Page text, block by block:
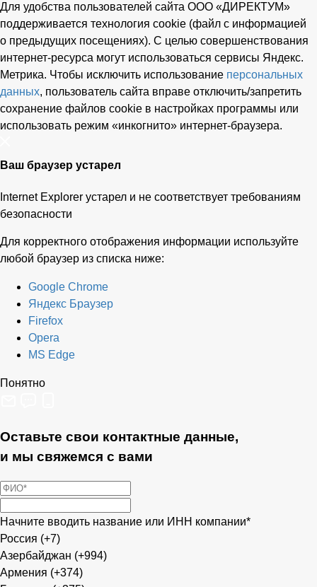
Для удобства пользователей сайта ООО «ДИРЕКТУМ»
поддерживается технология cookie (файл с информацией
о предыдущих посещениях). С целью совершенствования
интернет-ресурса могут использоваться сервисы Яндекс.
Метрика. Чтобы исключить использование персональных
данных, пользователь сайта вправе отключить/запретить
сохранение файлов cookie в настройках программы или
использовать режим «инкогнито» интернет-браузера.
Ваш браузер устарел
Internet Explorer устарел и не соответствует требованиям
безопасности
Для корректного отображения информации используйте
любой браузер из списка ниже:
Google Chrome
Яндекс Браузер
Firefox
Opera
MS Edge
Понятно
Оставьте свои контактные данные,
и мы свяжемся с вами
Начните вводить название или ИНН компании*
Россия (+7)
Азербайджан (+994)
Армения (+374)